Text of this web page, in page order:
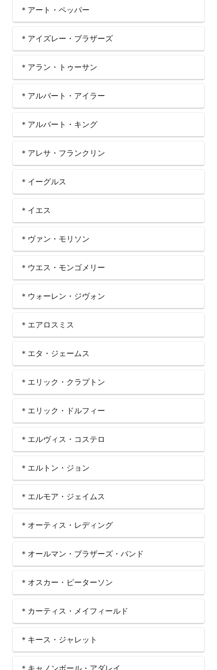
＊アート・ペッパー
＊アイズレー・ブラザーズ
＊アラン・トゥーサン
＊アルバート・アイラー
＊アルバート・キング
＊アレサ・フランクリン
＊イーグルス
＊イエス
＊ヴァン・モリソン
＊ウエス・モンゴメリー
＊ウォーレン・ジヴォン
＊エアロスミス
＊エタ・ジェームス
＊エリック・クラプトン
＊エリック・ドルフィー
＊エルヴィス・コステロ
＊エルトン・ジョン
＊エルモア・ジェイムス
＊オーティス・レディング
＊オールマン・ブラザーズ・バンド
＊オスカー・ピーターソン
＊カーティス・メイフィールド
＊キース・ジャレット